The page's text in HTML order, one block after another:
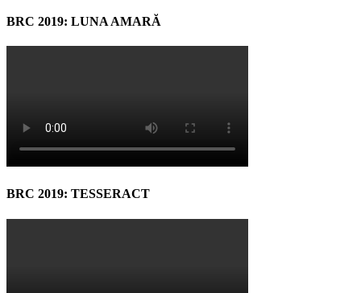
BRC 2019: LUNA AMARĂ
BRC 2019: TESSERACT